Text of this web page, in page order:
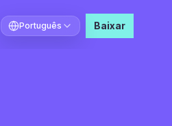
Selecionar idioma
Português Baixar